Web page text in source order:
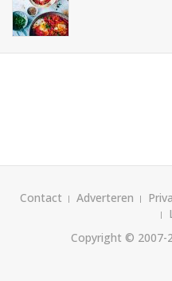
Contact Adverteren
Copyright © 2007-